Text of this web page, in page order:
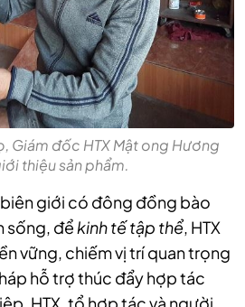
Giám đốc HTX Mật ong Hương
thiệu sản phẩm.
biên giới có đông đồng bào
sống, để kinh tế tập thể, HTX
vững, chiếm vị trí quan trọng
hỗ trợ thúc đẩy hợp tác